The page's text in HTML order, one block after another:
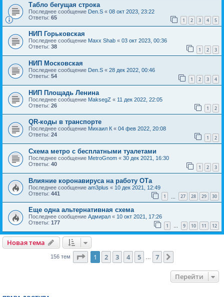
Табло бегущая строка
Последнее сообщение Den.S « 08 окт 2023, 23:22
Ответы: 65 1 2 3 4 5
НИП Горьковская
Последнее сообщение Maxx Shab « 03 окт 2023, 00:36
Ответы: 38 1 2 3
НИП Московская
Последнее сообщение Den.S « 28 дек 2022, 00:46
Ответы: 54 1 2 3 4
НИП Площадь Ленина
Последнее сообщение MaksegZ « 11 дек 2022, 22:05
Ответы: 26 1 2
QR-коды в транспорте
Последнее сообщение Михаил К « 04 фев 2022, 20:08
Ответы: 24 1 2
Схема метро с бесплатными туалетами
Последнее сообщение MetroGnom « 30 дек 2021, 16:30
Ответы: 40 1 2 3
Влияние коронавируса на работу ОТа
Последнее сообщение am3plus « 10 дек 2021, 12:49
Ответы: 441 1 27 28 29 30
Еще одна альтернативная схема
Последнее сообщение Адмирал « 10 окт 2021, 17:26
Ответы: 177 1 … 9 10 11 12
Новая тема
156 тем Страница из
1 2 3 4 5 7
Перейти